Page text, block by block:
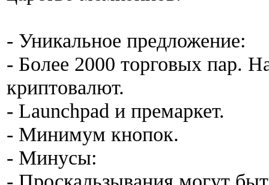
- Уникальное предложение:
- Более 2000 торговых пар.
криптовалют.
- Launchpad и премаркет.
- Минимум кнопок.
- Минусы: